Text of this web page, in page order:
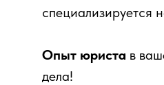
специализируется
Опыт юриста в
дела!